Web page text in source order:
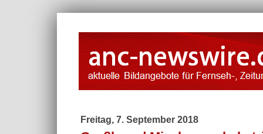
Freitag, 7. September 2018